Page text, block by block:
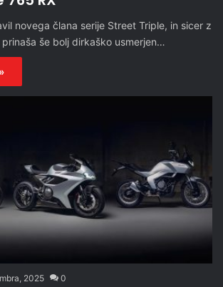
novega člana serije Street Triple, in sicer z
še bolj dirkaško usmerjen…
2025 0